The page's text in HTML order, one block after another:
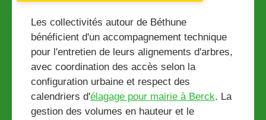
Les collectivités autour de Béthune
bénéficient d'un accompagnement technique
pour l'entretien de leurs alignements d'arbres,
avec coordination des accès selon la
configuration urbaine et respect des
calendriers d'élagage pour mairie à Berck. La
gestion des volumes en hauteur et le